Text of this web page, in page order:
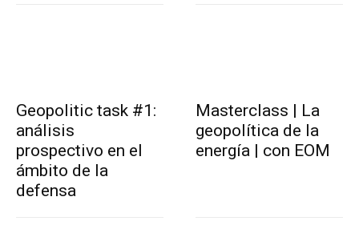
Geopolitic task #1:
análisis
prospectivo en el
ámbito de la
defensa
Masterclass | La
geopolítica de la
energía | con EOM